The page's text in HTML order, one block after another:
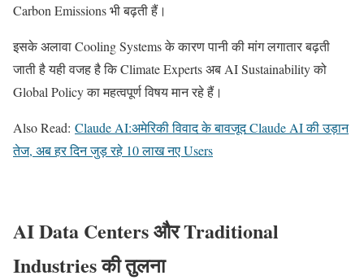
Carbon Emissions भी बढ़ती हैं।
इसके अलावा Cooling Systems के कारण पानी की मांग लगातार बढ़ती
जाती है यही वजह है कि Climate Experts अब AI Sustainability को
Global Policy का महत्वपूर्ण विषय मान रहे हैं।
Also Read: Claude AI:अमेरिकी विवाद के बावजूद Claude AI की उड़ान
तेज, अब हर दिन जुड़ रहे 10 लाख नए Users
AI Data Centers और Traditional
Industries की तुलना